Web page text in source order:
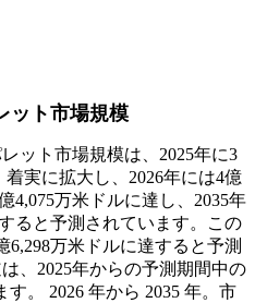
ット市場規模
ット市場規模は、2025年に3
実に拡大し、2026年には4億
4,075万米ドルに達し、2035年
ると予測されています。この
6,298万米ドルに達すると予測
、2025年からの予測期間中の
。 2026 年から 2035 年。市